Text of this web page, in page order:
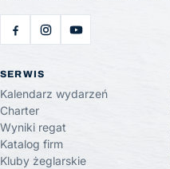
SERWIS
Kalendarz wydarzeń
Charter
Wyniki regat
Katalog firm
Kluby żeglarskie